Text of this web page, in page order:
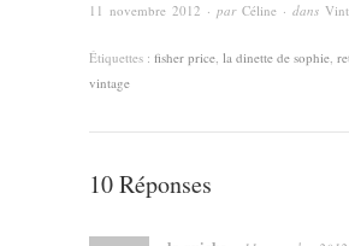
11 novembre 2012 · par Céline · dans
Étiquettes : fisher price la dinette de sophie
vintage
10 Réponses